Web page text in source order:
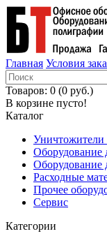
Главная Условия
Товаров: 0 (0 руб.)
В корзине пусто!
Каталог
Оборудование
Оборудование
Расходные
Прочее
Сервис
Категории